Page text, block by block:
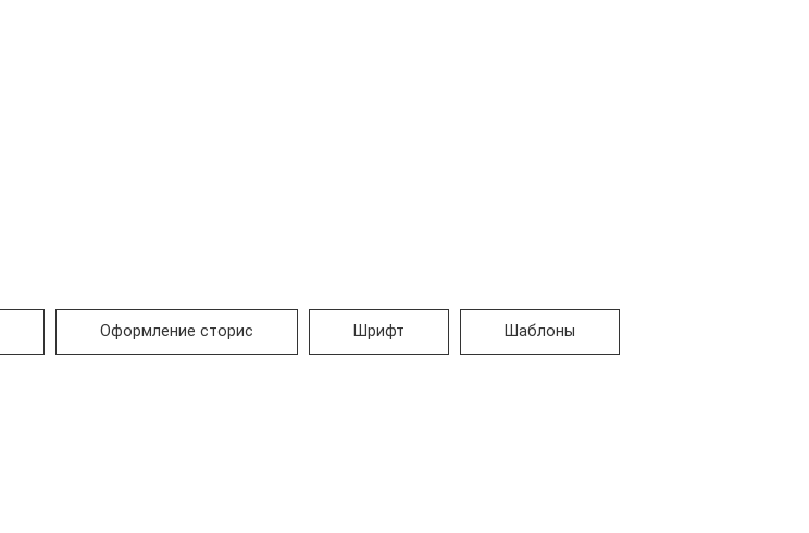
Оформление сторис Шрифт Шаблоны